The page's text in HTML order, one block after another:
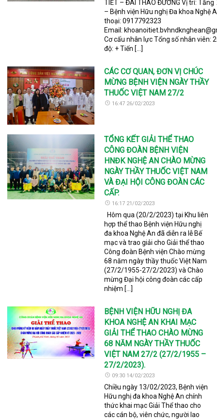
TIẾT – ĐÁI THÁO ĐƯỜNG Vị trí: Tầng
– Bệnh viện Hữu nghị Đa khoa Nghệ
thoại: 0917792323
Email:
Cơ cấu nhân lực Tổng số nhân viên:
độ: + Tiến […]
CÁC CƠ QUAN, ĐƠN VỊ CHÚC
MỪNG BỆNH VIỆN NGÀY THẦY
THUỐC VIỆT NAM 27/2
16:47 26/02/2023
TỔNG KẾT GIẢI THỂ THAO
CÔNG ĐOÀN BỆNH VIỆN
HNĐK NGHỆ AN CHÀO MỪNG
NGÀY THẦY THUỐC VIỆT NAM
VÀ ĐẠI HỘI CÔNG ĐOÀN CÁC
CẤP.
16:17 21/02/2023
Hôm qua (20/2/2023) tại Khu liên
hợp thể thao Bệnh viện Hữu nghị
đa khoa Nghệ An đã diễn ra lễ Bế
mạc và trao giải cho Giải thể thao
Công đoàn Bệnh viện Chào mừng
68 năm ngày thầy thuốc Việt Nam
(27/2/1955-27/2/2023) và Chào
mừng Đại hội công đoàn các cấp
nhiệm […]
BỆNH VIỆN HỮU NGHỊ ĐA
KHOA NGHỆ AN KHAI MẠC
GIẢI THỂ THAO CHÀO MỪNG
68 NĂM NGÀY THẦY THUỐC
VIỆT NAM 27/2 (27/2/1955 –
27/2/2023).
09:30 14/02/2023
Chiều ngày 13/02/2023, Bệnh viện
Hữu nghị đa khoa Nghệ An chính
thức khai mạc Giải Thể thao cho
các cán bộ, viên chức, người lao